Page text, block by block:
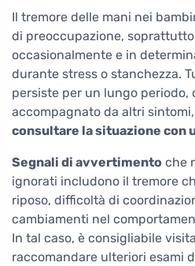
Il tremore delle mani nei
di preoccupazione,
occasionalmente e in
durante stress o stanchezza.
persiste per un lungo periodo,
accompagnato da altri
consultare la situazione con
Segnali di avvertimento che
ignorati includono il tremore
riposo, difficoltà di
cambiamenti nel
In tal caso, è consigliabile
raccomandare ulteriori esami